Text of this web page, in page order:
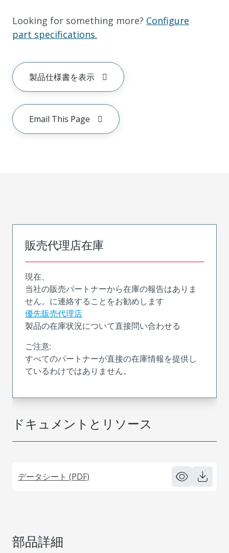
Looking for something more? Configure
part specifications.
製品仕様書を表示
Email This Page
ドキュメントとリソース
データシート (PDF)
販売代理店在庫
現在、
当社の販売パートナーから在庫の報告はありま
せん。に連絡することをお勧めします
優先販売代理店
製品の在庫状況について直接問い合わせる
ご注意:
すべてのパートナーが直接の在庫情報を提供し
ているわけではありません。
部品詳細